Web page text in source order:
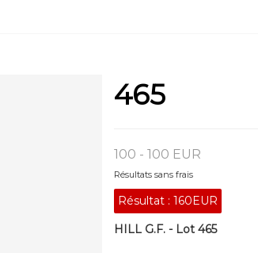
465
100 - 100 EUR
Résultats sans frais
Résultat : 160EUR
HILL G.F. - Lot 465